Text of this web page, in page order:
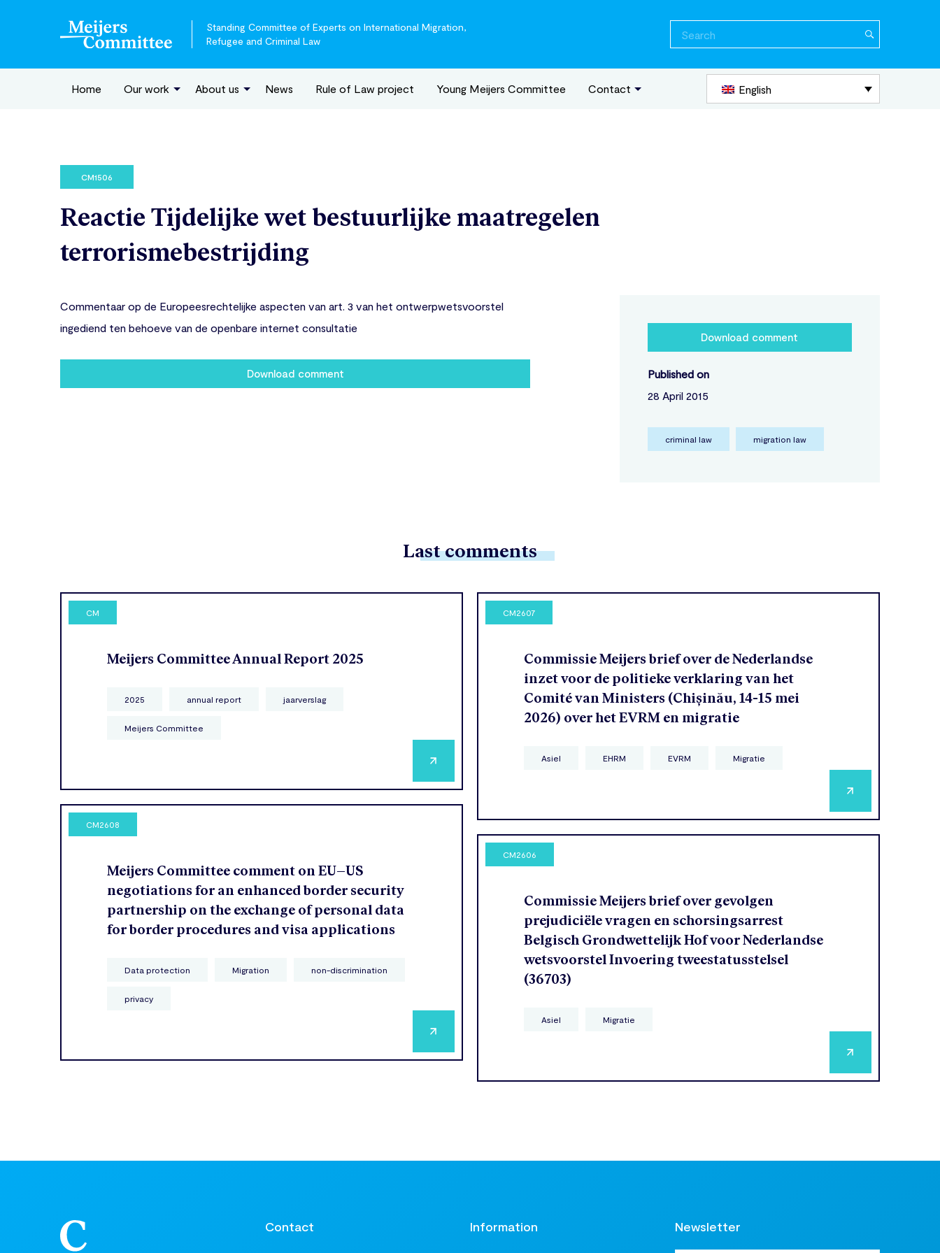
Standing Committee of Experts on International Migration,
Refugee and Criminal Law
Home Our work About us News Rule of Law project Young Meijers Committee Contact English
CM1506
Reactie Tijdelijke wet bestuurlijke maatregelen
terrorismebestrijding
Commentaar op de Europeesrechtelijke aspecten van art. 3 van het ontwerpwetsvoorstel
ingediend ten behoeve van de openbare internet consultatie
Download comment
Download comment
Published on
28 April 2015
criminal law migration law
Last comments
CM
Meijers Committee Annual Report 2025
2025 annual report jaarverslag
Meijers Committee
CM2608
Meijers Committee comment on EU–US
negotiations for an enhanced border security
partnership on the exchange of personal data
for border procedures and visa applications
Data protection Migration non-discrimination
privacy
CM2607
Commissie Meijers brief over de Nederlandse
inzet voor de politieke verklaring van het
Comité van Ministers (Chișinău, 14-15 mei
2026) over het EVRM en migratie
Asiel EHRM EVRM Migratie
CM2606
Commissie Meijers brief over gevolgen
prejudiciële vragen en schorsingsarrest
Belgisch Grondwettelijk Hof voor Nederlandse
wetsvoorstel Invoering tweestatusstelsel
(36703)
Asiel Migratie
Contact Information Newsletter